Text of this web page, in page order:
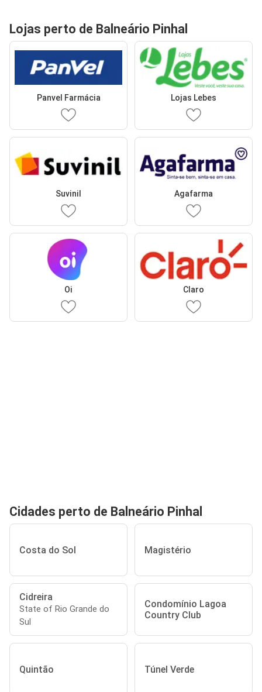
Lojas perto de Balneário Pinhal
Panvel Farmácia Lojas Lebes
Suvinil Agafarma
Oi Claro
Cidades perto de Balneário Pinhal
Costa do Sol Magistério
Cidreira
State of Rio Grande do
Sul
Condomínio Lagoa
Country Club
Quintão Túnel Verde